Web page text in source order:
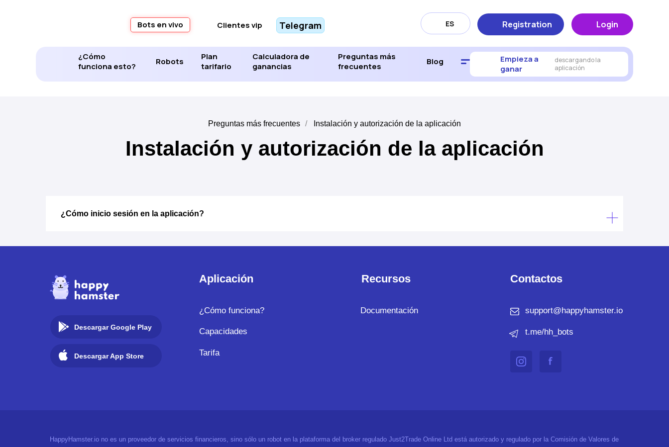
ES Login
Registration
¿Cómo
funciona esto?
Robots
Plan
tarifario
Calculadora de
ganancias
Preguntas más
frecuentes
Blog
Bots en vivo Clientes vip Telegram
Empieza a
ganar
descargando la
aplicación
Preguntas más frecuentes / Instalación y autorización de la aplicación
Instalación y autorización de la aplicación
¿Cómo inicio sesión en la aplicación?
Aplicación
¿Cómo funciona?
Tarifa
Capacidades
Recursos
Documentación
Contactos
support@happyhamster.io
t.me/hh_bots
Descargar Google Play
Descargar App Store
HappyHamster.io no es un proveedor de servicios financieros, sino sólo un robot en la plataforma del broker regulado Just2Trade Online Ltd está autorizado y regulado por la Comisión de Valores de